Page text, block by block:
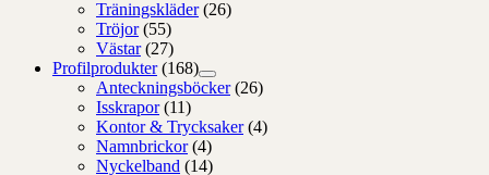
Träningskläder (26)
Tröjor (55)
Västar (27)
Profilprodukter (168)
Anteckningsböcker (26)
Isskrapor (11)
Kontor & Trycksaker (4)
Namnbrickor (4)
Nyckelband (14)